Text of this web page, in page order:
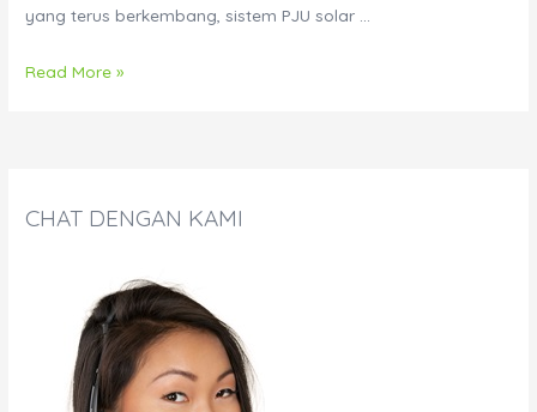
yang terus berkembang, sistem PJU solar …
Distributor
NTT
Perkotaan
Read More »
CHAT DENGAN KAMI